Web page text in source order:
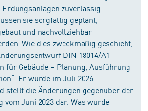
zuverlässig
sie sorgfältig geplant,
und nachvollziehbar
Wie dies zweckmäßig geschieht,
DIN 18014/A1
für Gebäude – Planung, Ausführung
Er wurde im Juli 2026
stellt die Änderungen gegenüber der
vom Juni 2023 dar. Was wurde